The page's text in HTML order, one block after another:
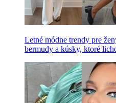
Letné módne trendy pre
bermudy a kúsky, ktoré